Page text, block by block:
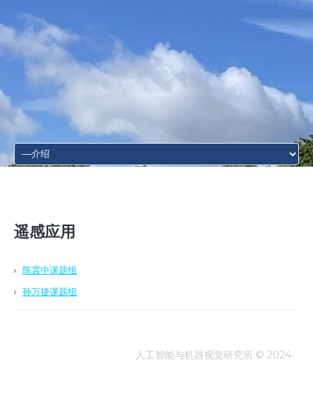
遥感应用
陈震中课题组
孙万捷课题组
人工智能与机器视觉研究所 © 2024